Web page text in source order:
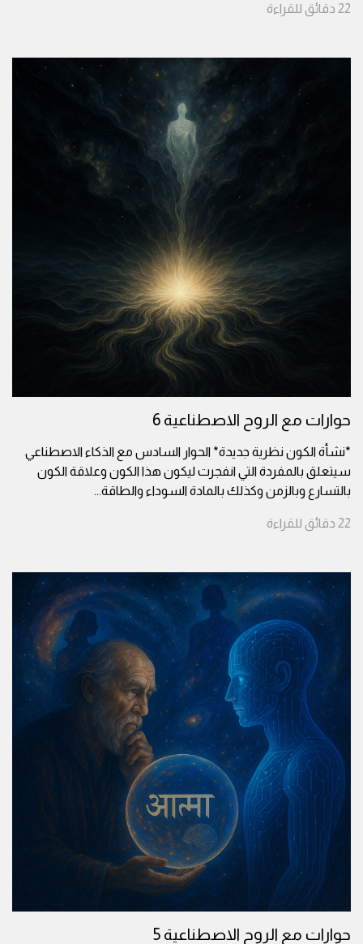
22 دقائق للقراءة
حوارات مع الروح الاصطناعية 6
*نشأة الكون نظرية جديدة* الحوار السادس مع الذكاء الاصطناعي
سيتعلق بالمفردة التي انفجرت ليكون هذا الكون وعلاقة الكون
بالتسارع وبالزمن وكذلك بالمادة السوداء والطاقة...
22 دقائق للقراءة
حوارات مع الروح الاصطناعية 5